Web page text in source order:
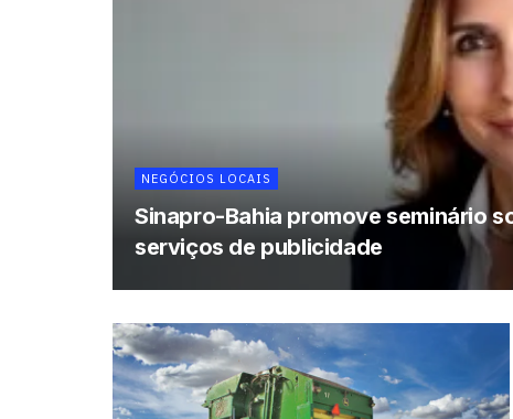
NEGÓCIOS LOCAIS
Sinapro-Bahia promove seminário
serviços de publicidade